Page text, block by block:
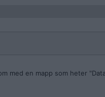
med en mapp som heter